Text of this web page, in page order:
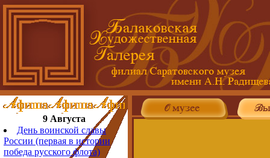
9 Августа
День воинской славы
России (первая в истории
победа русского флота)